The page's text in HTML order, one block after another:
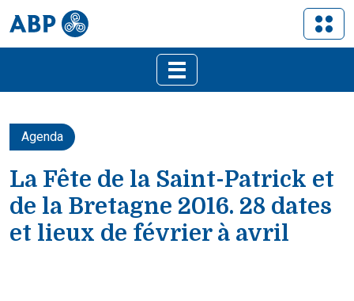
Agenda
La Fête de la Saint-Patrick et
de la Bretagne 2016. 28 dates
et lieux de février à avril